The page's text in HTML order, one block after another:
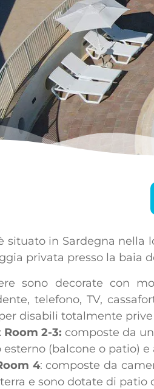
situato in Sardegna nella
privata presso la baia
sono decorate con
telefono, TV,
disabili totalmente
2-3: composte da
esterno (balcone o patio)
4: composte da
e sono dotate di patio